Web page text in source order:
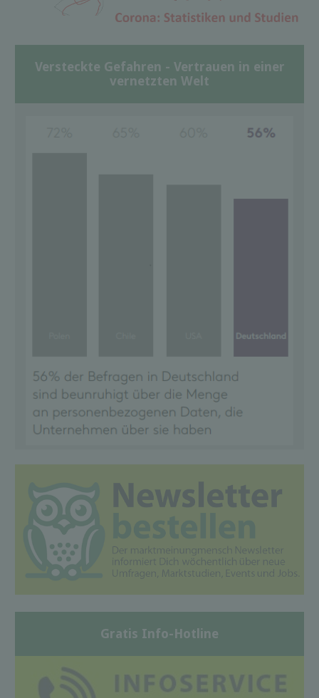
Versteckte Gefahren - Vertrauen in einer
vernetzten Welt
Gratis Info-Hotline